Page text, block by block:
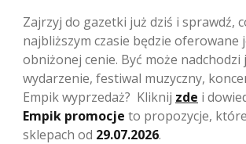
Zajrzyj do gazetki już dziś i sprawdź,
najbliższym czasie będzie oferowane
obniżonej cenie. Być może nadchodzi
wydarzenie, festiwal muzyczny,
Empik wyprzedaż? Kliknij zde i
Empik promocje to propozycje,
sklepach od 29.07.2026.